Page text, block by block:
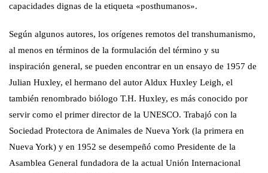
capacidades dignas de la etiqueta «posthumanos».
Según algunos autores, los orígenes remotos del transhumanismo,
al menos en términos de la formulación del término y su
inspiración general, se pueden encontrar en un ensayo de 1957 de
Julian Huxley, el hermano del autor Aldux Huxley Leigh, el
también renombrado biólogo T.H. Huxley, es más conocido por
servir como el primer director de la UNESCO. Trabajó con la
Sociedad Protectora de Animales de Nueva York (la primera en
Nueva York) y en 1952 se desempeñó como Presidente de la
Asamblea General fundadora de la actual Unión Internacional